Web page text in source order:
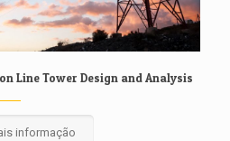
Line Tower Design and Analysis
informação